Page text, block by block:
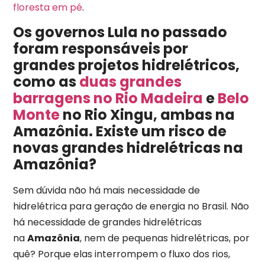
floresta em pé.
Os governos Lula no passado
foram responsáveis por
grandes projetos hidrelétricos,
como as duas grandes
barragens no Rio Madeira eBelo
Monteno Rio Xingu, ambas na
Amazônia. Existe um risco de
novas grandes hidrelétricas na
Amazônia?
Sem dúvida não há mais necessidade de
hidrelétrica para geração de energia no Brasil. Não
há necessidade de grandes hidrelétricas
naAmazônia, nem de pequenas hidrelétricas, por
quê? Porque elas interrompem o fluxo dos rios,